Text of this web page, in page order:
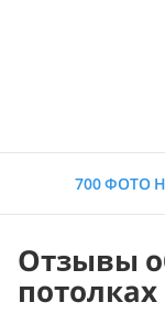
700 ФОТО
Отзывы